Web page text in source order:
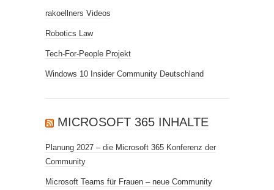
rakoellners Videos
Robotics Law
Tech-For-People Projekt
Windows 10 Insider Community Deutschland
MICROSOFT 365 INHALTE
Planung 2027 – die Microsoft 365 Konferenz der
Community
Microsoft Teams für Frauen – neue Community